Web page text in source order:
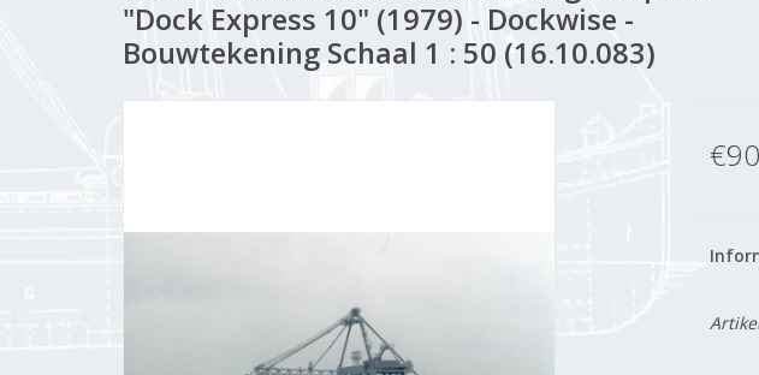
"Dock Express 10" (1979) - Dockwise -
Bouwtekening Schaal 1 : 50 (16.10.083)